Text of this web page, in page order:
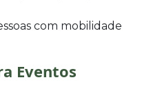
com mobilidade
Eventos